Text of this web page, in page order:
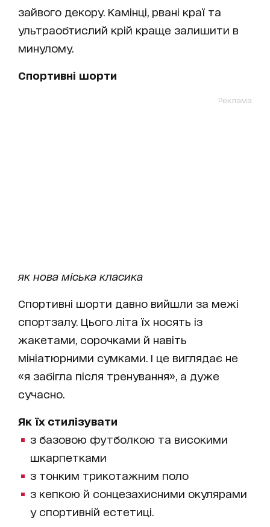
зайвого декору. Камінці, рвані краї та
ультраобтислий крій краще залишити в
минулому.
Спортивні шорти
Реклама
як нова міська класика
Спортивні шорти давно вийшли за межі
спортзалу. Цього літа їх носять із
жакетами, сорочками й навіть
мініатюрними сумками. І це виглядає не
«я забігла після тренування», а дуже
сучасно.
Як їх стилізувати
з базовою футболкою та високими
шкарпетками
з тонким трикотажним поло
з кепкою й сонцезахисними окулярами
у спортивній естетиці.